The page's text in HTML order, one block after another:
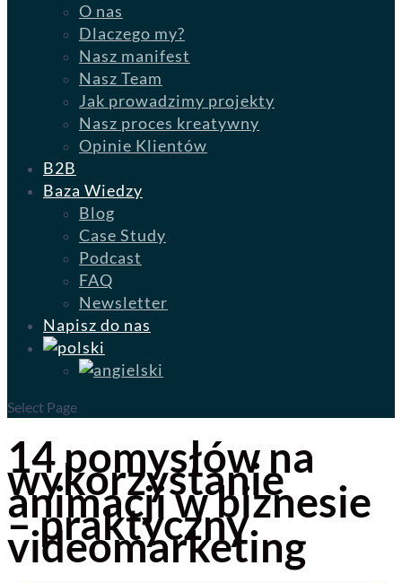
O nas
Dlaczego my?
Nasz manifest
Nasz Team
Jak prowadzimy projekty
Nasz proces kreatywny
Opinie Klientów
B2B
Baza Wiedzy
Blog
Case Study
Podcast
FAQ
Newsletter
Napisz do nas
Select Page
14 pomysłów na
wykorzystanie
animacji w biznesie
– praktyczny
videomarketing